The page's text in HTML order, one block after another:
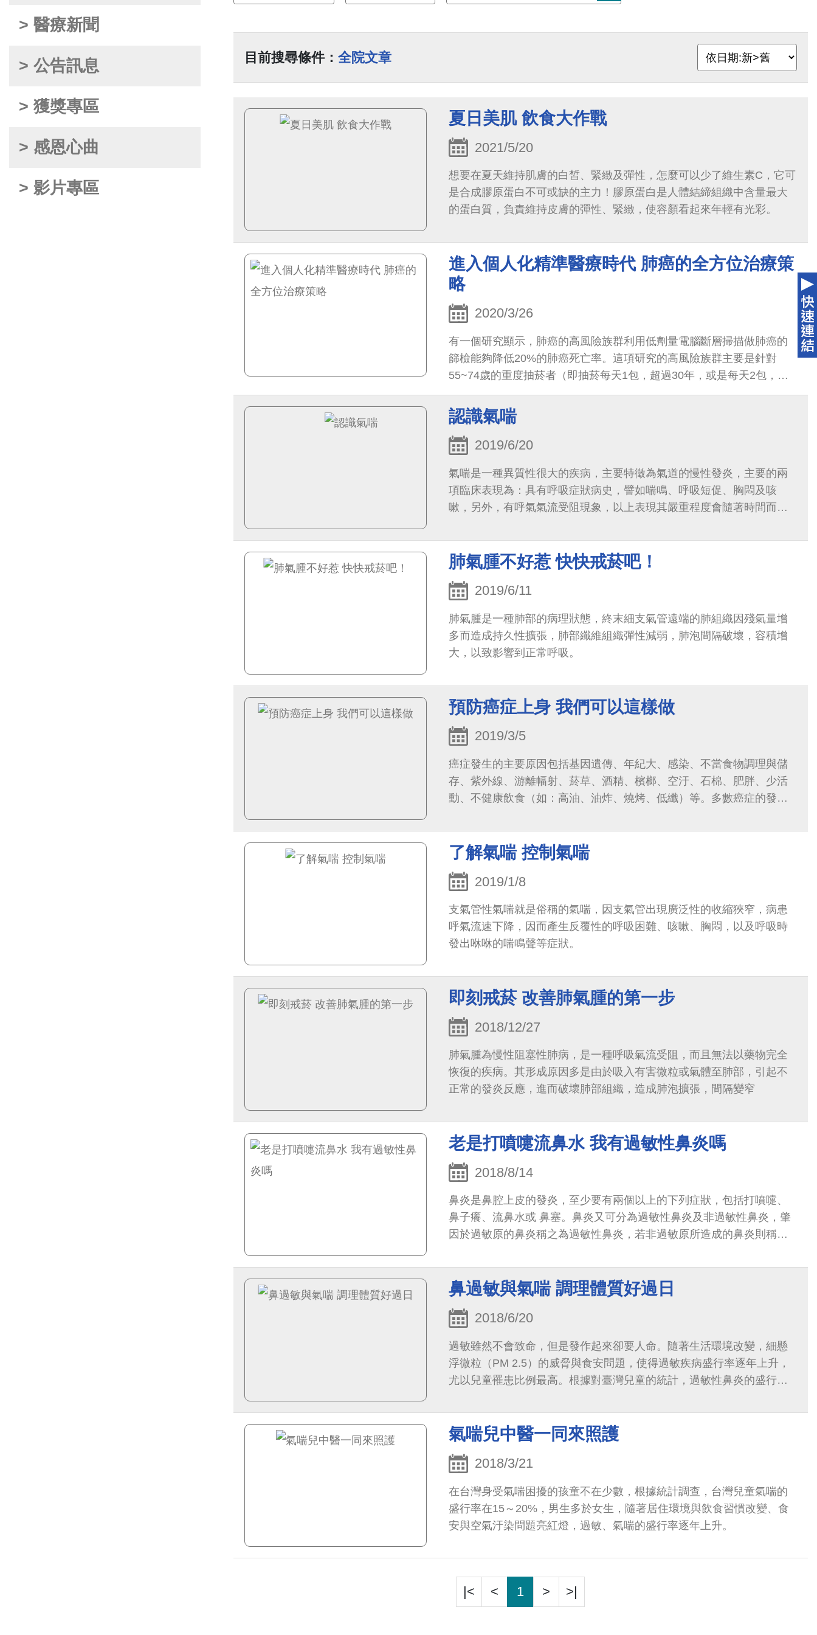
> 醫療新聞
> 公告訊息
> 獲獎專區
> 感恩心曲
> 影片專區
目前搜尋條件： 全院文章
夏日美肌 飲食大作戰
2021/5/20
想要在夏天維持肌膚的白皙、緊緻及彈性，怎麼可以少了維生素C，它可
是合成膠原蛋白不可或缺的主力！膠原蛋白是人體結締組織中含量最大
的蛋白質，負責維持皮膚的彈性、緊緻，使容顏看起來年輕有光彩。
進入個人化精準醫療時代 肺癌的全方位治療策
略
2020/3/26
有一個研究顯示，肺癌的高風險族群利用低劑量電腦斷層掃描做肺癌的
篩檢能夠降低20%的肺癌死亡率。這項研究的高風險族群主要是針對
55~74歲的重度抽菸者（即抽菸每天1包，超過30年，或是每天2包，超
過15年），現在仍在抽菸或是戒菸小於15年。
認識氣喘
2019/6/20
氣喘是一種異質性很大的疾病，主要特徵為氣道的慢性發炎，主要的兩
項臨床表現為：具有呼吸症狀病史，譬如喘鳴、呼吸短促、胸悶及咳
嗽，另外，有呼氣氣流受阻現象，以上表現其嚴重程度會隨著時間而變
肺氣腫不好惹 快快戒菸吧！
2019/6/11
肺氣腫是一種肺部的病理狀態，終末細支氣管遠端的肺組織因殘氣量增
多而造成持久性擴張，肺部纖維組織彈性減弱，肺泡間隔破壞，容積增
大，以致影響到正常呼吸。
預防癌症上身 我們可以這樣做
2019/3/5
癌症發生的主要原因包括基因遺傳、年紀大、感染、不當食物調理與儲
存、紫外線、游離幅射、菸草、酒精、檳榔、空汙、石棉、肥胖、少活
動、不健康飲食（如：高油、油炸、燒烤、低纖）等。多數癌症的發生
了解氣喘 控制氣喘
2019/1/8
支氣管性氣喘就是俗稱的氣喘，因支氣管出現廣泛性的收縮狹窄，病患
呼氣流速下降，因而產生反覆性的呼吸困難、咳嗽、胸悶，以及呼吸時
發出咻咻的喘鳴聲等症狀。
即刻戒菸 改善肺氣腫的第一步
2018/12/27
肺氣腫為慢性阻塞性肺病，是一種呼吸氣流受阻，而且無法以藥物完全
恢復的疾病。其形成原因多是由於吸入有害微粒或氣體至肺部，引起不
正常的發炎反應，進而破壞肺部組織，造成肺泡擴張，間隔變窄
老是打噴嚏流鼻水 我有過敏性鼻炎嗎
2018/8/14
鼻炎是鼻腔上皮的發炎，至少要有兩個以上的下列症狀，包括打噴嚏、
鼻子癢、流鼻水或 鼻塞。鼻炎又可分為過敏性鼻炎及非過敏性鼻炎，肇
因於過敏原的鼻炎稱之為過敏性鼻炎，若非過敏原所造成的鼻炎則稱之
鼻過敏與氣喘 調理體質好過日
2018/6/20
過敏雖然不會致命，但是發作起來卻要人命。隨著生活環境改變，細懸
浮微粒（PM 2.5）的威脅與食安問題，使得過敏疾病盛行率逐年上升，
尤以兒童罹患比例最高。根據對臺灣兒童的統計，過敏性鼻炎的盛行率
氣喘兒中醫一同來照護
2018/3/21
在台灣身受氣喘困擾的孩童不在少數，根據統計調查，台灣兒童氣喘的
盛行率在15～20%，男生多於女生，隨著居住環境與飲食習慣改變、食
安與空氣汙染問題亮紅燈，過敏、氣喘的盛行率逐年上升。
|< < 1 > >|